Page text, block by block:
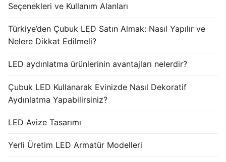
Seçenekleri ve Kullanım Alanları
Türkiye’den Çubuk LED Satın Almak: Nasıl Yapılır ve
Nelere Dikkat Edilmeli?
LED aydınlatma ürünlerinin avantajları nelerdir?
Çubuk LED Kullanarak Evinizde Nasıl Dekoratif
Aydınlatma Yapabilirsiniz?
LED Avize Tasarımı
Yerli Üretim LED Armatür Modelleri